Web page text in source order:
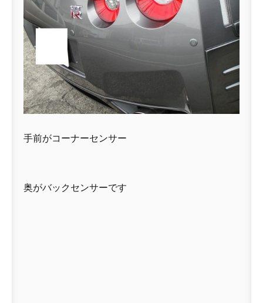
手前がコーナーセンサー
奥がバックセンサーです